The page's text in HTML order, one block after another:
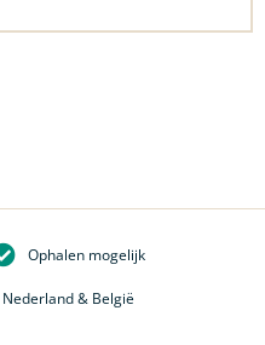
Ophalen mogelijk
& België